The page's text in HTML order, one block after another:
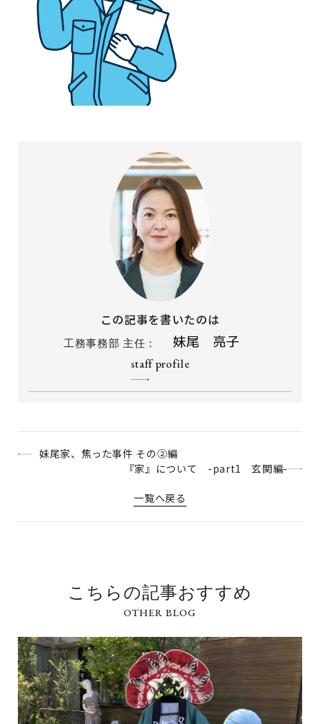
この記事を書いたのは
工務事務部 主任：
staff profile
妹尾家、焦った事件 その②編
一覧へ戻る
『家』について -part1 玄関編-
こちらの記事おすすめ